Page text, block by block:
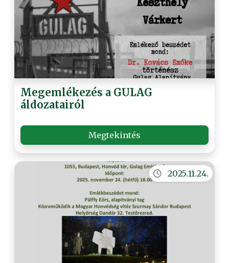
Megemlékezés a GULAG
áldozatairól
Megtekintés
2025.11.24.